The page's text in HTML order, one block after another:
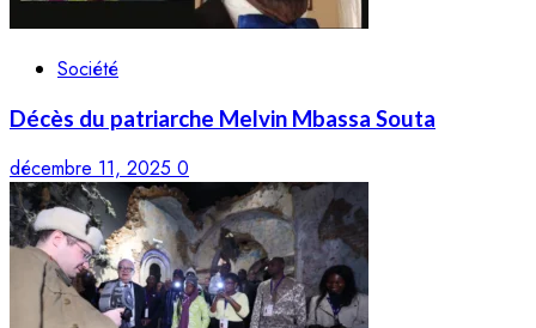
Société
Décès du patriarche Melvin Mbassa Souta
décembre 11, 2025 0